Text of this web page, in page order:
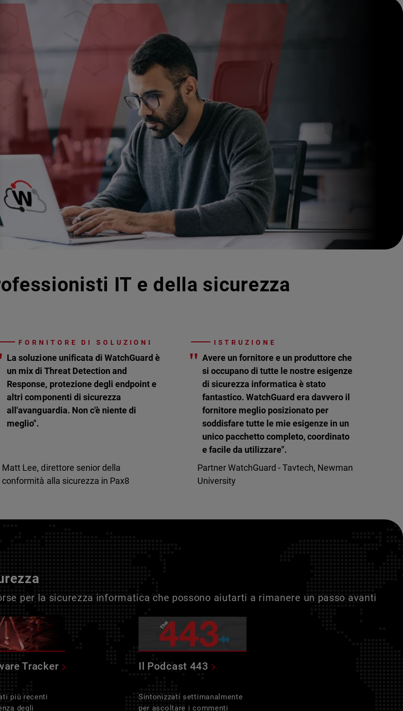
IT e della sicurezza
FORNITORE DI SOLUZIONI
La soluzione unificata di WatchGuard è
un mix di Threat Detection and
Response, protezione degli endpoint e
altri componenti di sicurezza
all'avanguardia. Non c'è niente di
meglio".
Matt Lee, direttore senior della
conformità alla sicurezza in Pax8
ISTRUZIONE
" Avere un fornitore e un produttore che
si occupano di tutte le nostre esigenze
di sicurezza informatica è stato
fantastico. WatchGuard era davvero il
fornitore meglio posizionato per
soddisfare tutte le mie esigenze in un
unico pacchetto completo, coordinato
e facile da utilizzare".
Partner WatchGuard - Tavtech, Newman
University
per la sicurezza informatica che possono aiutarti a rimanere un passo avanti
Tracker
più recenti
degli
Il Podcast 443
Sintonizzati settimanalmente
per ascoltare i commenti